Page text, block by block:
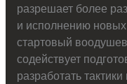
разрешает более
и исполнению новых
стартовый
содействует
разработать